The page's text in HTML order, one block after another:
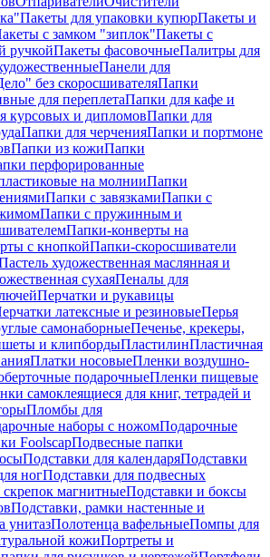
Пакеты для упаковки купюрПакеты и
с замком "зиплок"Пакеты с
ручкойПакеты фасовочныеПалитры для
Панели для
без скоросшивателяПапки
для переплетаПапки для кафе и
курсовых и дипломовПапки для
Папки для черченияПапки и портмоне
Папки из кожиПапки
перфорированные
на молнииПапки
Папки с завязкамиПапки с
Папки с пружинным и
Папки-конверты на
с кнопкойПапки-скоросшиватели
художественная маслянная и
сухаяПеналы для
Перчатки и рукавицы
латексные и резиновыеПерья
самонаборныеПеченье, крекеры,
и клипбордыПластилинПластичная
Платки носовыеПленки воздушно-
подарочныеПленки пищевые
самоклеящиеся для книг, тетрадей и
Пломбы для
наборы с ножомПодарочные
FoolscapПодвесные папки
Подставки для календаряПодставки
ногПодставки для подвесных
магнитныеПодставки и боксы
Подставки, рамки настенные и
унитазПолотенца вафельныеПомпы для
кожиПортреты и